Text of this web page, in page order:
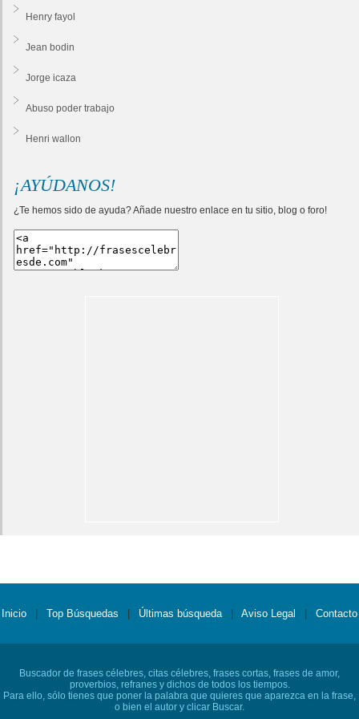
Henry fayol
Jean bodin
Jorge icaza
Abuso poder trabajo
Henri wallon
¡AYÚDANOS!
¿Te hemos sido de ayuda? Añade nuestro enlace en tu sitio, blog o foro!
Inicio Top Búsquedas Últimas búsqueda Aviso Legal Contacto
Buscador de frases célebres, citas célebres, frases cortas, frases de amor,
proverbios, refranes y dichos de todos los tiempos.
Para ello, sólo tienes que poner la palabra que quieres que aparezca en la frase,
o bien el autor y clicar Buscar.